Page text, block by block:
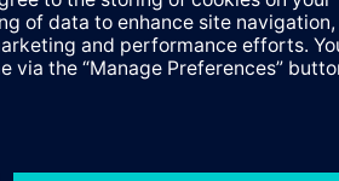
plugga port B.